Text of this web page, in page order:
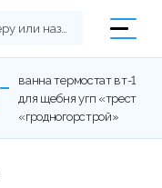
ванна термостат вт-1
для щебня угп «трест
«гродногорстрой»